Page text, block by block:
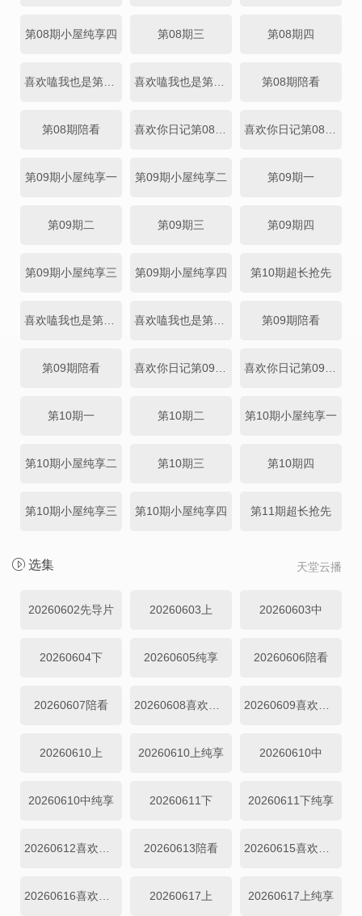
第08期小屋纯享四 第08期三 第08期四
喜欢嗑我也是第08期下 第08期陪看
第08期陪看
第09期小屋纯享一 第09期小屋纯享二 第09期一
第09期二 第09期三 第09期四
第09期小屋纯享三 第09期小屋纯享四 第10期超长抢先
喜欢嗑我也是第09期下 第09期陪看
第09期陪看
第10期一 第10期二 第10期小屋纯享一
第10期小屋纯享二 第10期三 第10期四
第10期小屋纯享三 第10期小屋纯享四 第11期超长抢先
天堂云播
选集
20260602先导片 20260603上 20260603中
20260604下 20260605纯享 20260606陪看
20260607陪看
20260610上 20260610上纯享 20260610中
20260610中纯享 20260611下 20260611下纯享
20260613陪看
20260617上 20260617上纯享